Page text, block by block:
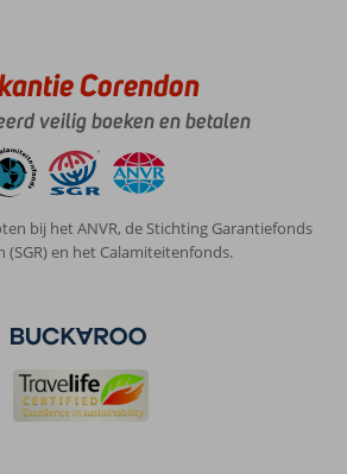
Corendon
veilig boeken en betalen
bij het ANVR, de Stichting Garantiefonds
(SGR) en het Calamiteitenfonds.